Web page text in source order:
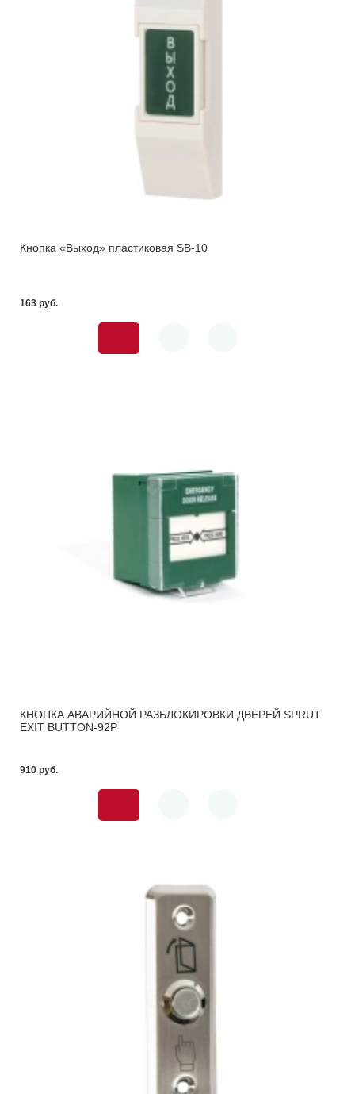
Кнопка «Выход» пластиковая SB-10
163 pуб.
КНОПКА АВАРИЙНОЙ РАЗБЛОКИРОВКИ ДВЕРЕЙ SPRUT
EXIT BUTTON-92P
910 pуб.